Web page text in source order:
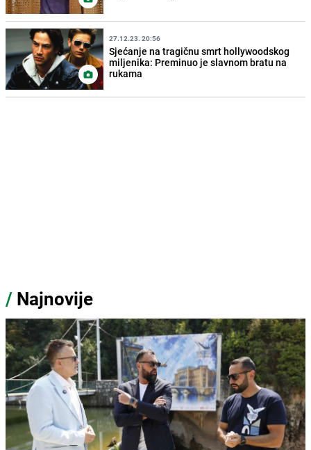
27.12.23. 20:56
Sjećanje na tragičnu smrt hollywoodskog
miljenika: Preminuo je slavnom bratu na
rukama
/ Najnovije